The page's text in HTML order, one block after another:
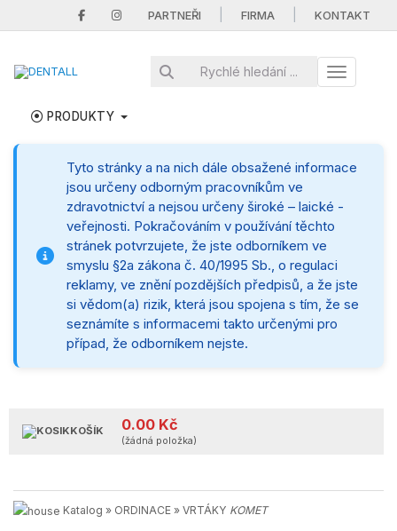
PARTNEŘI FIRMA KONTAKT
Toggle
PRODUKTY
Tyto stránky a na nich dále obsažené informace
jsou určeny odborným pracovníkům ve
zdravotnictví a nejsou určeny široké – laické -
veřejnosti. Pokračováním v používání těchto
stránek potvrzujete, že jste odborníkem ve
smyslu §2a zákona č. 40/1995 Sb., o regulaci
reklamy, ve znění pozdějších předpisů, a že jste
si vědom(a) rizik, která jsou spojena s tím, že se
seznámíte s informacemi takto určenými pro
případ, že odborníkem nejste.
KOŠÍK 0.00 Kč
(žádná položka)
Katalog » ORDINACE » VRTÁKY KOMET